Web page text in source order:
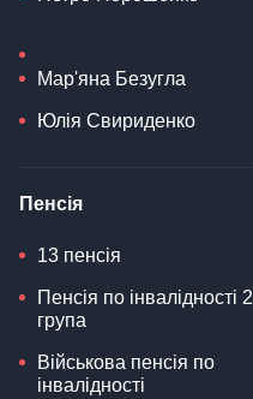
Мар'яна Безугла
Юлія Свириденко
Пенсія
13 пенсія
Пенсія по інвалідності 2
група
Військова пенсія по
інвалідності